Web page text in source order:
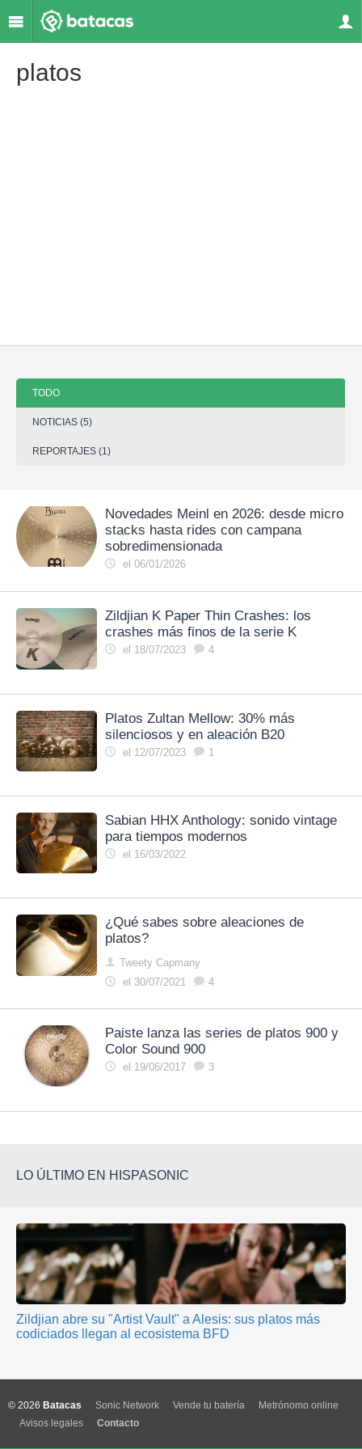
platos
TODO
NOTICIAS (5)
REPORTAJES (1)
Novedades Meinl en 2026: desde micro
stacks hasta rides con campana
sobredimensionada
el 06/01/2026
Zildjian K Paper Thin Crashes: los
crashes más finos de la serie K
el 18/07/2023 4
Platos Zultan Mellow: 30% más
silenciosos y en aleación B20
el 12/07/2023 1
Sabian HHX Anthology: sonido vintage
para tiempos modernos
el 16/03/2022
¿Qué sabes sobre aleaciones de
platos?
Tweety Capmany
el 30/07/2021
4
Paiste lanza las series de platos 900 y
Color Sound 900
el 19/06/2017 3
LO ÚLTIMO EN HISPASONIC
Zildjian abre su "Artist Vault" a Alesis: sus platos más
codiciados llegan al ecosistema BFD
© 2026 Batacas Sonic Network Vende tu batería
Metrónomo online
Avisos legales
Contacto